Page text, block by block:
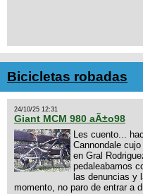
Bicicletas robadas
24/10/25 12:31
Giant MCM 980 aÃ±o98
Les cuento...
Cannondale
en Gral
pedaleabamos
las denuncias y
momento, no paro de entrar a